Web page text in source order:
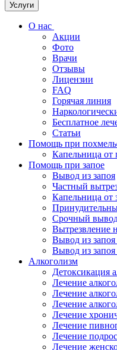
Услуги
О нас
Акции
Фото
Врачи
Отзывы
Лицензии
FAQ
Горячая линия
Бесплатное
Статьи
Помощь при
Капельница от
Помощь при запое
Вывод из запоя
Частный
Капельница от
Срочный вывод
Вытрезвление
Вывод из
Вывод из запоя
Алкоголизм
Детоксикация
Лечение
Лечение
Лечение
Лечение
Лечение
Лечение
Лечение